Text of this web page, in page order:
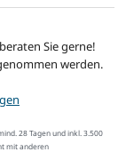
Sie gerne!
werden.
28 Tagen und inkl. 3.500
mit anderen